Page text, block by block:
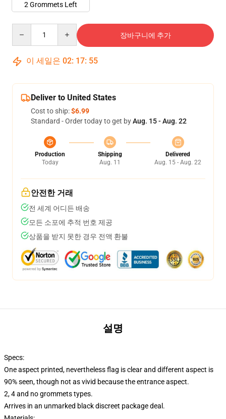
2 Grommets Left
장바구니에 추가
이 세일은 02: 17: 54
Deliver to United States
Cost to ship:$6.99
Standard - Order today to get byAug. 15 - Aug. 22
Production
Today
Shipping
Aug. 11
Delivered
Aug. 15 - Aug. 22
안전한 거래
전 세계 어디든 배송
모든 소포에 추적 번호 제공
상품을 받지 못한 경우 전액 환불
설명
Specs:
One aspect printed, nevertheless flag is clear and different aspect is
90% seen, though not as vivid because the entrance aspect.
2, 4 and no grommets types.
Arrives in an unmarked black discreet package deal.